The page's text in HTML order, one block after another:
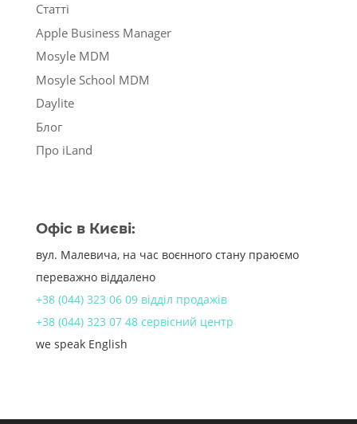
Статті
Apple Business Manager
Mosyle MDM
Mosyle School MDM
Daylite
Блог
Про iLand
Офіс в Києві:
вул. Малевича, на час воєнного стану праюємо
переважно віддалено
+38 (044) 323 06 09 відділ продажів
+38 (044) 323 07 48 сервісний центр
we speak English